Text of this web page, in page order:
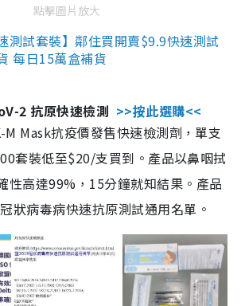
點擊圖片放大
測試套裝】鄰住買開賣$9.9快速測試
每日15萬盒補貨
2 抗原快速檢測 >>按此選購<<
M Mask抗疫價發售快速檢測劑，單支
套裝低至$20/支買到。產品以鼻咽拭
性高達99%，15分鐘就知結果。產品
狀病毒病快速抗原測試通用名單。